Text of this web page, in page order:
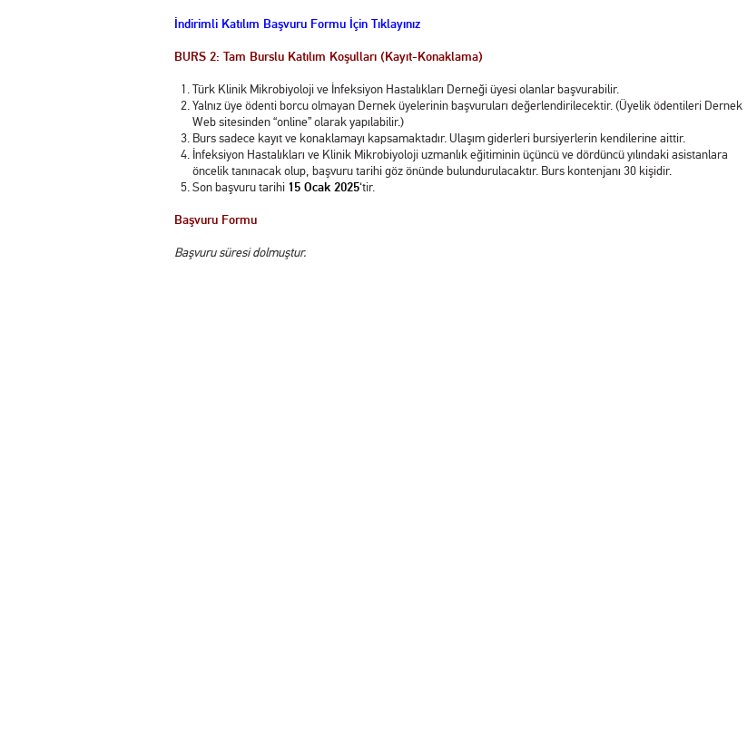
İndirimli Katılım Başvuru Formu İçin Tıklayınız
BURS 2: Tam Burslu Katılım Koşulları (Kayıt-Konaklama)
Türk Klinik Mikrobiyoloji ve İnfeksiyon Hastalıkları Derneği üyesi olanlar başvurabilir.
Yalnız üye ödenti borcu olmayan Dernek üyelerinin başvuruları değerlendirilecektir. (Üyelik ödentileri Dernek
Web sitesinden “online” olarak yapılabilir.)
Burs sadece kayıt ve konaklamayı kapsamaktadır. Ulaşım giderleri bursiyerlerin kendilerine aittir.
İnfeksiyon Hastalıkları ve Klinik Mikrobiyoloji uzmanlık eğitiminin üçüncü ve dördüncü yılındaki asistanlara
öncelik tanınacak olup, başvuru tarihi göz önünde bulundurulacaktır. Burs kontenjanı 30 kişidir.
Son başvuru tarihi 15 Ocak 2025‘tir.
Başvuru Formu
Başvuru süresi dolmuştur.